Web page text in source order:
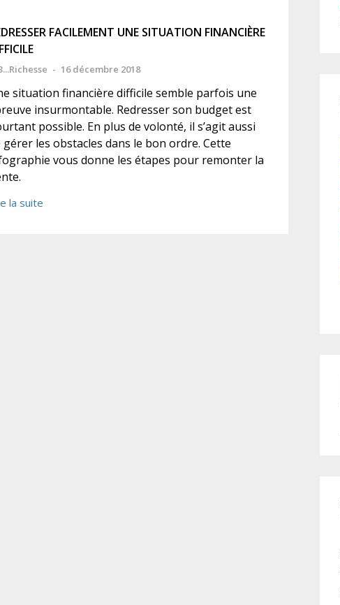
FACILEMENT UNE SITUATION FINANCIÈRE
- 16 décembre 2018
situation financière difficile semble parfois une
insurmontable. Redresser son budget est
possible. En plus de volonté, il s’agit aussi
gérer les obstacles dans le bon ordre. Cette
vous donne les étapes pour remonter la
la suite